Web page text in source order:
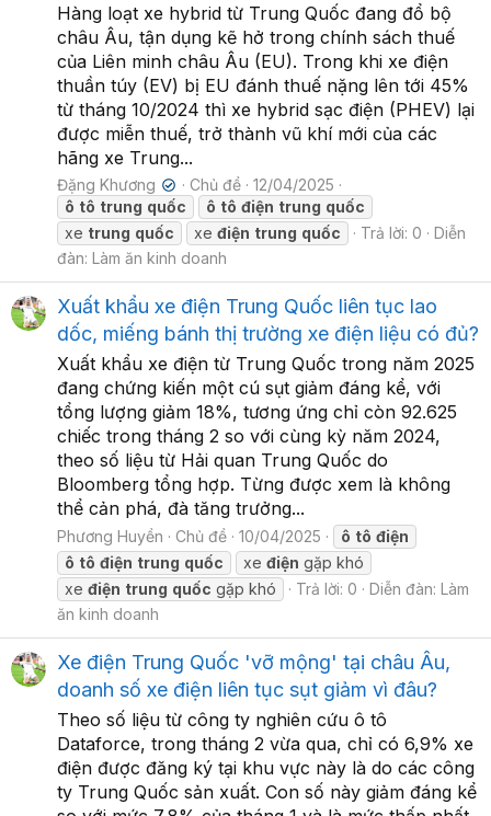
Hàng loạt xe hybrid từ Trung Quốc đang đổ bộ
châu Âu, tận dụng kẽ hở trong chính sách thuế
của Liên minh châu Âu (EU). Trong khi xe điện
thuần túy (EV) bị EU đánh thuế nặng lên tới 45%
từ tháng 10/2024 thì xe hybrid sạc điện (PHEV) lại
được miễn thuế, trở thành vũ khí mới của các
hãng xe Trung...
Đặng Khương ✔ Chủ đề
12/04/2025
ô tô trung quốc ô tô điện trung quốc
xe trung quốc xe điện trung quốc Trả lời: 0
Diễn
đàn: Làm ăn kinh doanh
Xuất khẩu xe điện Trung Quốc liên tục lao
dốc, miếng bánh thị trường xe điện liệu có đủ?
Xuất khẩu xe điện từ Trung Quốc trong năm 2025
đang chứng kiến một cú sụt giảm đáng kể, với
tổng lượng giảm 18%, tương ứng chỉ còn 92.625
chiếc trong tháng 2 so với cùng kỳ năm 2024,
theo số liệu từ Hải quan Trung Quốc do
Bloomberg tổng hợp. Từng được xem là không
thể cản phá, đà tăng trưởng...
Phương Huyền Chủ đề 10/04/2025 ô tô điện
ô tô điện trung quốc xe điện gặp khó
xe điện trung quốc gặp khó Trả lời: 0 Diễn đàn: Làm
ăn kinh doanh
Xe điện Trung Quốc 'vỡ mộng' tại châu Âu,
doanh số xe điện liên tục sụt giảm vì đâu?
Theo số liệu từ công ty nghiên cứu ô tô
Dataforce, trong tháng 2 vừa qua, chỉ có 6,9% xe
điện được đăng ký tại khu vực này là do các công
ty Trung Quốc sản xuất. Con số này giảm đáng kể